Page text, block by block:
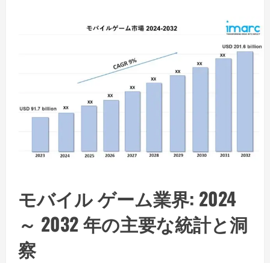
モバイル ゲーム業界: 2024
～ 2032 年の主要な統計と洞
察